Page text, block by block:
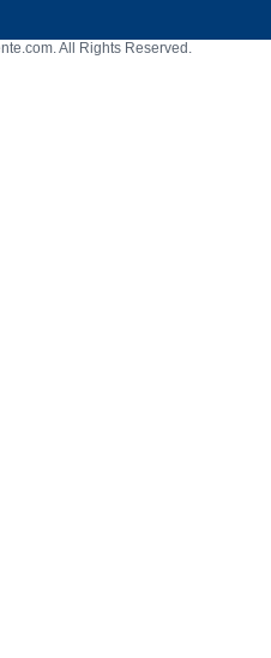
All Rights Reserved.